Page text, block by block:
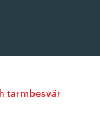
tarmbesvär